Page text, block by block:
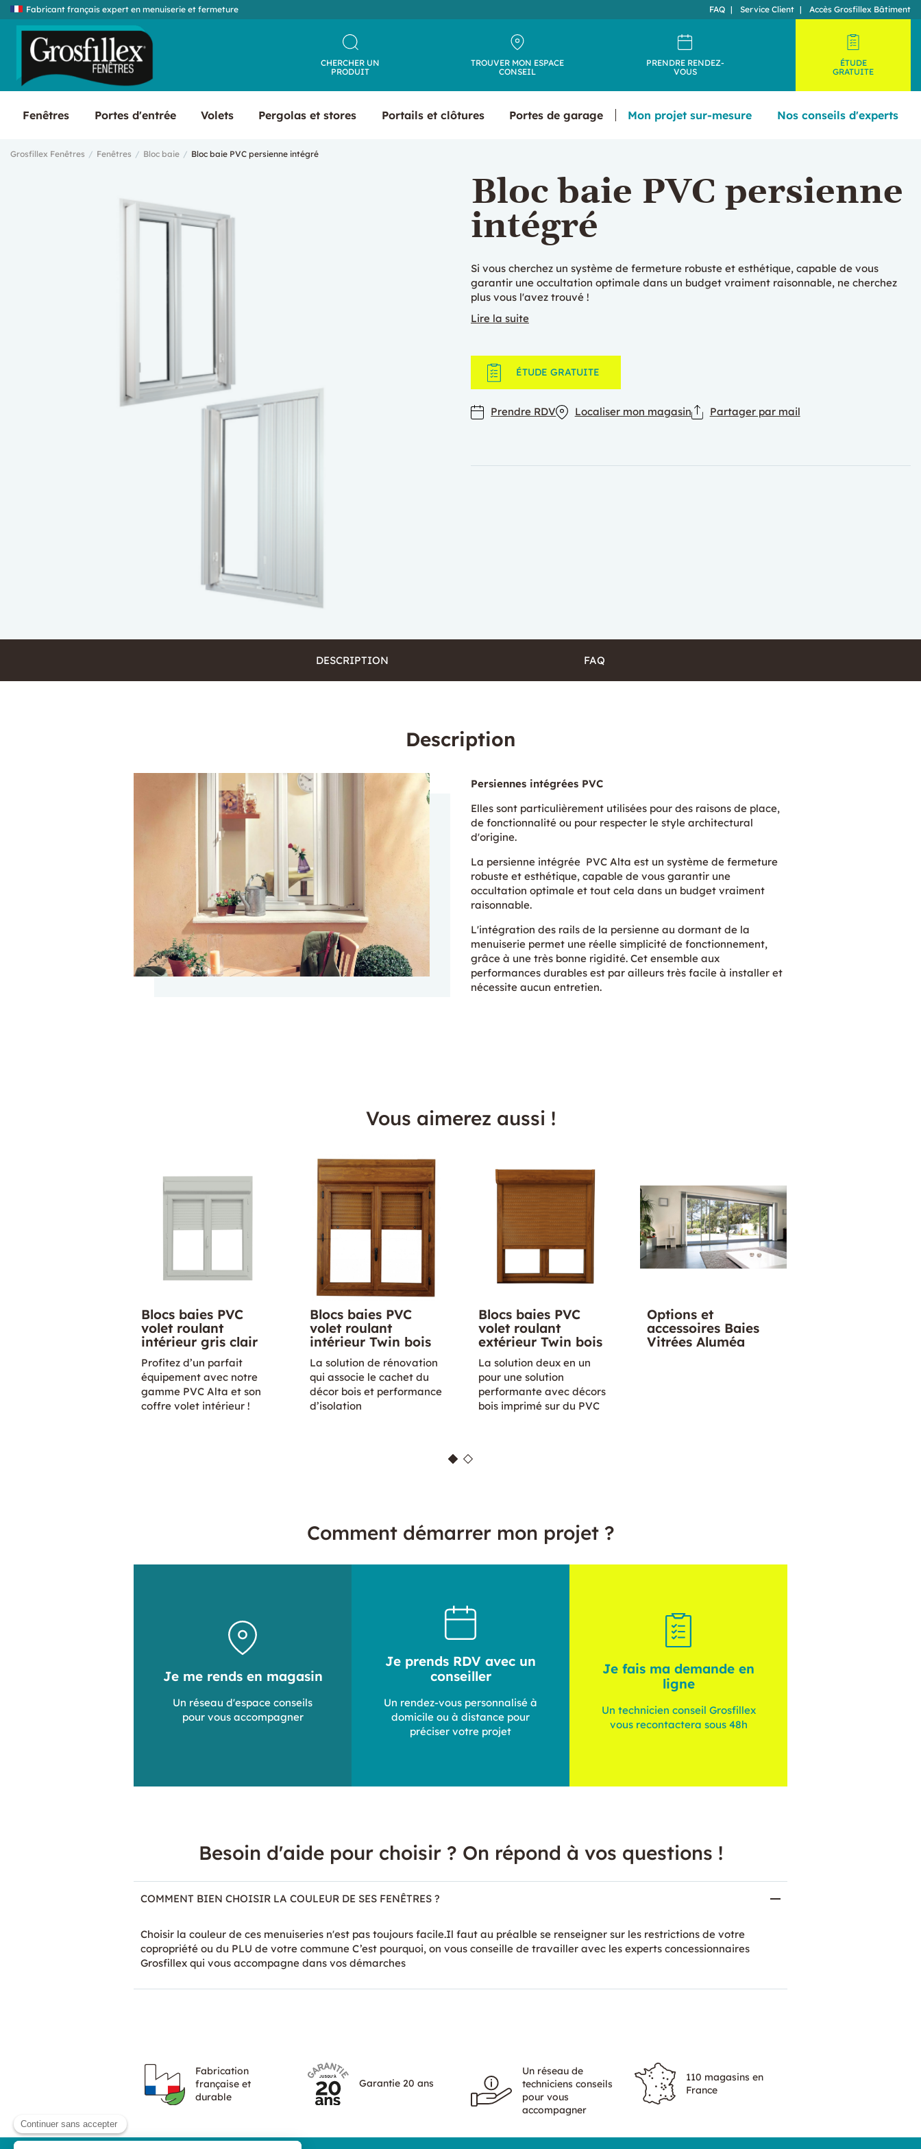
Fabricant français expert en menuiserie et fermeture FAQ Service Client Accès Grosfillex Bâtiment
CHERCHER UN
PRODUIT
TROUVER MON ESPACE
CONSEIL
PRENDRE RENDEZ-
VOUS
ÉTUDE
GRATUITE
Fenêtres Portes d'entrée Volets Pergolas et stores Portails et clôtures Portes de garage Mon projet sur-mesure Nos conseils d'experts
Grosfillex Fenêtres Fenêtres Bloc baie Bloc baie PVC persienne intégré
Bloc baie PVC persienne
intégré
Si vous cherchez un système de fermeture robuste et esthétique, capable de vous
garantir une occultation optimale dans un budget vraiment raisonnable, ne cherchez
plus vous l'avez trouvé !
Lire la suite
ÉTUDE GRATUITE
Prendre RDV Localiser mon magasin Partager par mail
DESCRIPTION FAQ
Description
Persiennes intégrées PVC
Elles sont particulièrement utilisées pour des raisons de place,
de fonctionnalité ou pour respecter le style architectural
d'origine.
La persienne intégrée PVC Alta est un système de fermeture
robuste et esthétique, capable de vous garantir une
occultation optimale et tout cela dans un budget vraiment
raisonnable.
L'intégration des rails de la persienne au dormant de la
menuiserie permet une réelle simplicité de fonctionnement,
grâce à une très bonne rigidité. Cet ensemble aux
performances durables est par ailleurs très facile à installer et
nécessite aucun entretien.
Vous aimerez aussi !
Blocs baies PVC
volet roulant
intérieur gris clair
Profitez d’un parfait
équipement avec notre
gamme PVC Alta et son
coffre volet intérieur !
Blocs baies PVC
volet roulant
intérieur Twin bois
La solution de rénovation
qui associe le cachet du
décor bois et performance
d’isolation
Blocs baies PVC
volet roulant
extérieur Twin bois
La solution deux en un
pour une solution
performante avec décors
bois imprimé sur du PVC
Options et
accessoires Baies
Vitrées Aluméa
Comment démarrer mon projet ?
Je me rends en magasin
Un réseau d'espace conseils
pour vous accompagner
Je prends RDV avec un
conseiller
Un rendez-vous personnalisé à
domicile ou à distance pour
préciser votre projet
Je fais ma demande en
ligne
Un technicien conseil Grosfillex
vous recontactera sous 48h
Besoin d'aide pour choisir ? On répond à vos questions !
COMMENT BIEN CHOISIR LA COULEUR DE SES FENÊTRES ?
Choisir la couleur de ces menuiseries n'est pas toujours facile.Il faut au préalble se renseigner sur les restrictions de votre
copropriété ou du PLU de votre commune C’est pourquoi, on vous conseille de travailler avec les experts concessionnaires
Grosfillex qui vous accompagne dans vos démarches
Fabrication
française et
durable
Garantie 20 ans
Un réseau de
techniciens conseils
pour vous
accompagner
110 magasins en
France